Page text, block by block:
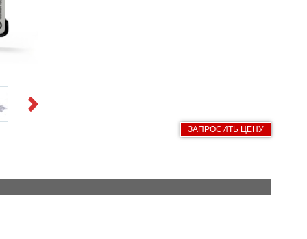
Next
ЗАПРОСИТЬ ЦЕНУ